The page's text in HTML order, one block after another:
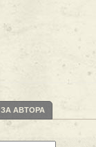
ЗА АВТОРА